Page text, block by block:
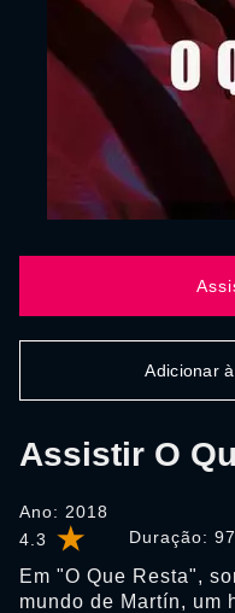
4.3 Duração: 97
Assistir O
Ano: 2018
Em "O Que Resta",
mundo de Martín, um
Adicionar